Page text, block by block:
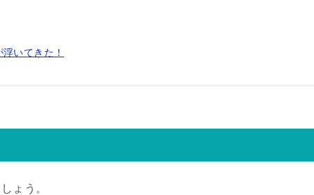
いてきた！
ょう。